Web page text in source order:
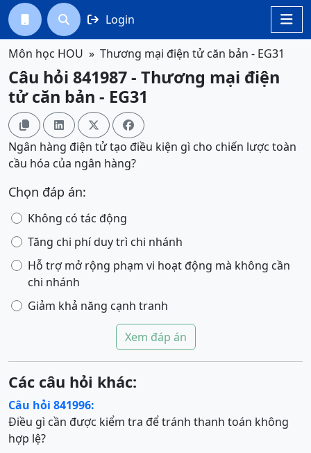

  Login
Môn học HOU Thương mại điện tử căn bản - EG31
Câu hỏi 841987 - Thương mại điện
tử căn bản - EG31
   
Ngân hàng điện tử tạo điều kiện gì cho chiến lược toàn
cầu hóa của ngân hàng?
Chọn đáp án:
Không có tác động
Tăng chi phí duy trì chi nhánh
Hỗ trợ mở rộng phạm vi hoạt động mà không cần
chi nhánh
Giảm khả năng cạnh tranh
Xem đáp án
Các câu hỏi khác:
Câu hỏi 841996:
Điều gì cần được kiểm tra để tránh thanh toán không
hợp lệ?